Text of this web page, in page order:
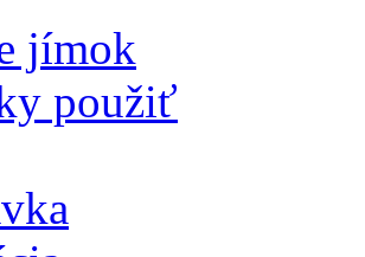
jímok
použiť